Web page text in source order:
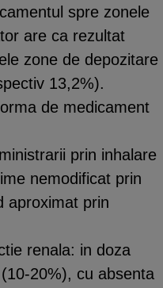
spre zonele
are ca rezultat
zone de depozitare
13,2%).
de medicament
prin inhalare
nemodificat prin
aproximat prin
renala: in doza
20%), cu absenta